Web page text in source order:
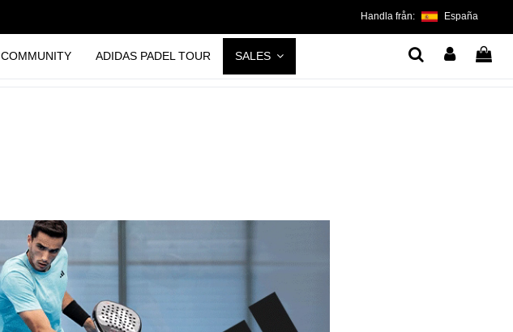
Handla från: España
COMMUNITY ADIDAS PADEL TOUR SALES